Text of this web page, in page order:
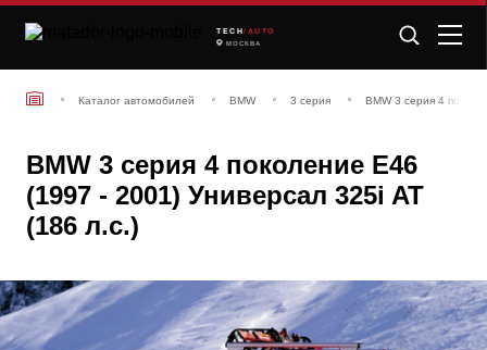
TECH /AUTO
МОСКВА
Каталог автомобилей BMW 3 серия BMW 3 серия 4
BMW 3 серия 4 поколение E46
(1997 - 2001) Универсал 325i AT
(186 л.с.)